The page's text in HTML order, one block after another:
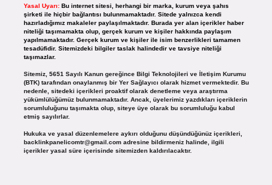
Yasal Uyarı: Bu internet sitesi, herhangi bir marka, kurum veya şahıs
şirketi ile hiçbir bağlantısı bulunmamaktadır. Sitede yalnızca kendi
hazırladığımız makaleler paylaşılmaktadır. Burada yer alan içerikler haber
niteliği taşımamakta olup, gerçek kurum ve kişiler hakkında paylaşım
yapılmamaktadır. Gerçek kurum ve kişiler ile isim benzerlikleri tamamen
tesadüfidir. Sitemizdeki bilgiler taslak halindedir ve tavsiye niteliği
taşımazlar.
Sitemiz, 5651 Sayılı Kanun gereğince Bilgi Teknolojileri ve İletişim Kurumu
(BTK) tarafından onaylanmış bir Yer Sağlayıcı olarak hizmet vermektedir. Bu
nedenle, sitedeki içerikleri proaktif olarak denetleme veya araştırma
yükümlülüğümüz bulunmamaktadır. Ancak, üyelerimiz yazdıkları içeriklerin
sorumluluğunu taşımakta olup, siteye üye olarak bu sorumluluğu kabul
etmiş sayılırlar.
Hukuka ve yasal düzenlemelere aykırı olduğunu düşündüğünüz içerikleri,
backlinkpanelicomtr@gmail.comadresine bildirmeniz halinde, ilgili
içerikler yasal süre içerisinde sitemizden kaldırılacaktır.